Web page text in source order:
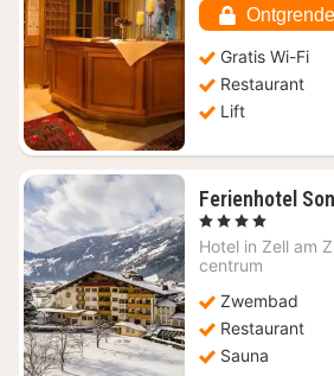
Gratis Wi-Fi
Restaurant
Lift
Ferienhotel
, 4 Sterren
Hotel in Zell am
centrum
Zwembad
Restaurant
Sauna